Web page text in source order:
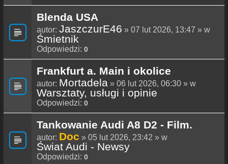
Blenda USA
autor: JaszczurE46 » 07 lut 2026, 13:47 » w
Śmietnik
Odpowiedzi: 0
Frankfurt a. Main i okolice
autor: Mortadela » 06 lut 2026, 06:30 » w
Warsztaty, usługi i opinie
Odpowiedzi: 0
Tankowanie Audi A8 D2 - Film.
autor: Doc » 05 lut 2026, 23:42 » w
Świat Audi - Newsy
Odpowiedzi: 0